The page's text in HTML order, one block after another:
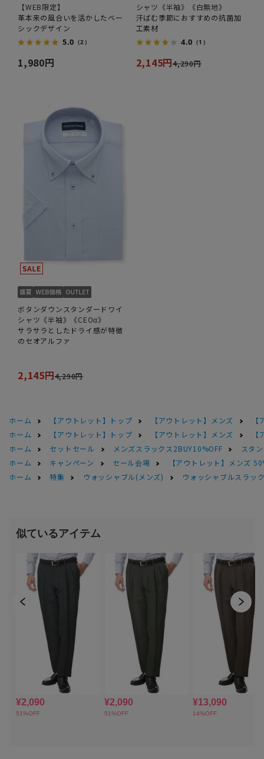
【WEB限定】
革本来の風合いを活かしたベー
シックデザイン
5.0 （2）
1,980円
シャツ《半袖》《白無地》
汗ばむ季節におすすめの抗菌加
工素材
4.0 （1）
2,145円4,290円
ボタンダウンスタンダードワイ
シャツ《半袖》《CEOα》
サラサラとしたドライ感が特徴
のセオアルファ
2,145円4,290円
ホーム 【アウトレット】トップ 【アウトレット】メンズ
ホーム
【アウトレット】トップ 【アウトレット】メンズ
ホーム
セットセール メンズスラックス2BUY10%OFF
スタ
ホーム
キャンペーン セール会場
【アウトレット】メンズ
ホーム
特集 ウォッシャブル(メンズ) ウォッシャブルスラッ